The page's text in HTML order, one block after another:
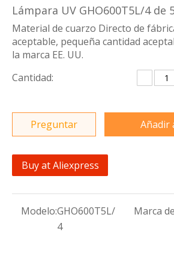
Lámpara UV GHO600T5L/4 de
Material de cuarzo Directo de
aceptable, pequeña cantidad
la marca EE. UU.
Cantidad:
Preguntar Añadir
Buy at Aliexpress
Modelo:GHO600T5L/
4
Marca